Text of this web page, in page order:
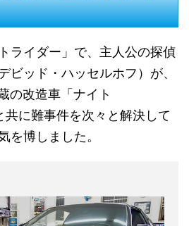
ライダー」で、主人公の探偵
ビッド・ハッセルホフ）が、
の改造車「ナイト
に難事件を次々と解決して
を博しました。